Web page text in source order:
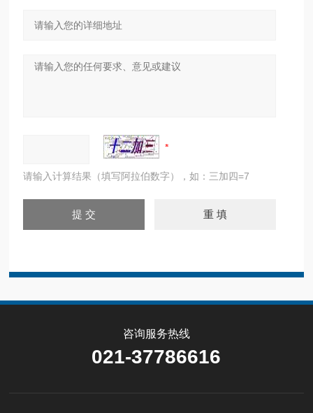
请输入计算结果（填写阿拉伯数字），如：三加四=7
咨询服务热线
021-37786616